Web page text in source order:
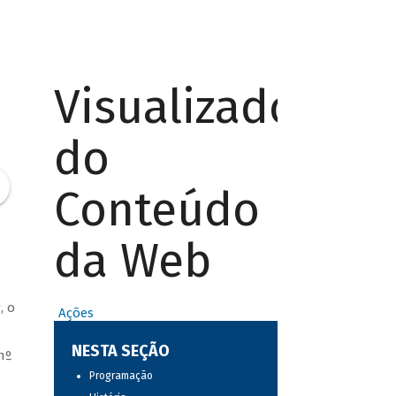
o
Visualizador
do
Conteúdo
da Web
Ações
NESTA SEÇÃO
Programação